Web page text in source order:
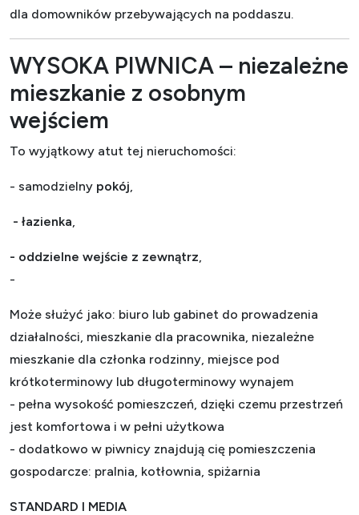
dla domowników przebywających na poddaszu.
WYSOKA PIWNICA – niezależne
mieszkanie z osobnym
wejściem
To wyjątkowy atut tej nieruchomości:
- samodzielny pokój
- łazienka
- oddzielne wejście z zewnątrz
-
Może służyć jako: biuro lub gabinet do prowadzenia
działalności, mieszkanie dla pracownika, niezależne
mieszkanie dla członka rodzinny, miejsce pod
krótkoterminowy lub długoterminowy wynajem
- pełna wysokość pomieszczeń, dzięki czemu przestrzeń
jest komfortowa i w pełni użytkowa
- dodatkowo w piwnicy znajdują cię pomieszczenia
gospodarcze: pralnia, kotłownia, spiżarnia
STANDARD I MEDIA